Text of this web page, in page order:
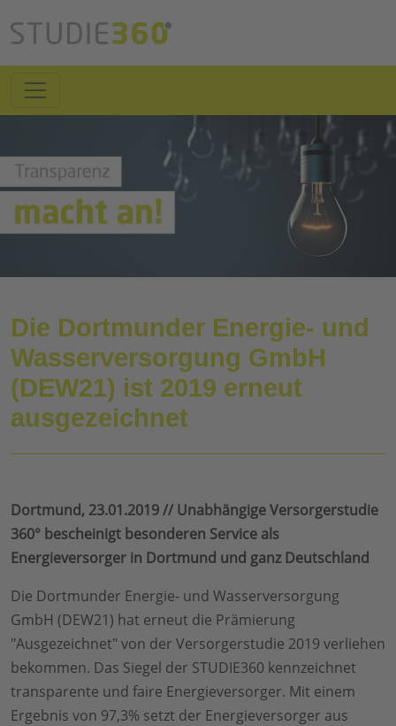
Die Dortmunder Energie- und
Wasserversorgung GmbH
(DEW21) ist 2019 erneut
ausgezeichnet
Dortmund, 23.01.2019 // Unabhängige Versorgerstudie
360° bescheinigt besonderen Service als
Energieversorger in Dortmund und ganz Deutschland
Die Dortmunder Energie- und Wasserversorgung
GmbH (DEW21) hat erneut die Prämierung
"Ausgezeichnet" von der Versorgerstudie 2019 verliehen
bekommen. Das Siegel der STUDIE360 kennzeichnet
transparente und faire Energieversorger. Mit einem
Ergebnis von 97,3% setzt der Energieversorger aus